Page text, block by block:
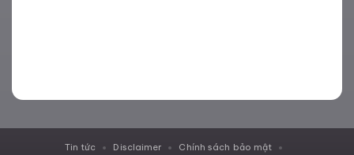
Tin tức Disclaimer Chính sách bảo mật